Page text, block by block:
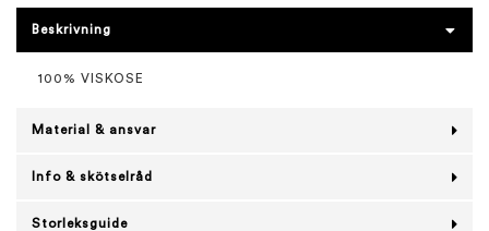
Beskrivning
100% VISKOSE
Material & ansvar
Info & skötselråd
Storleksguide